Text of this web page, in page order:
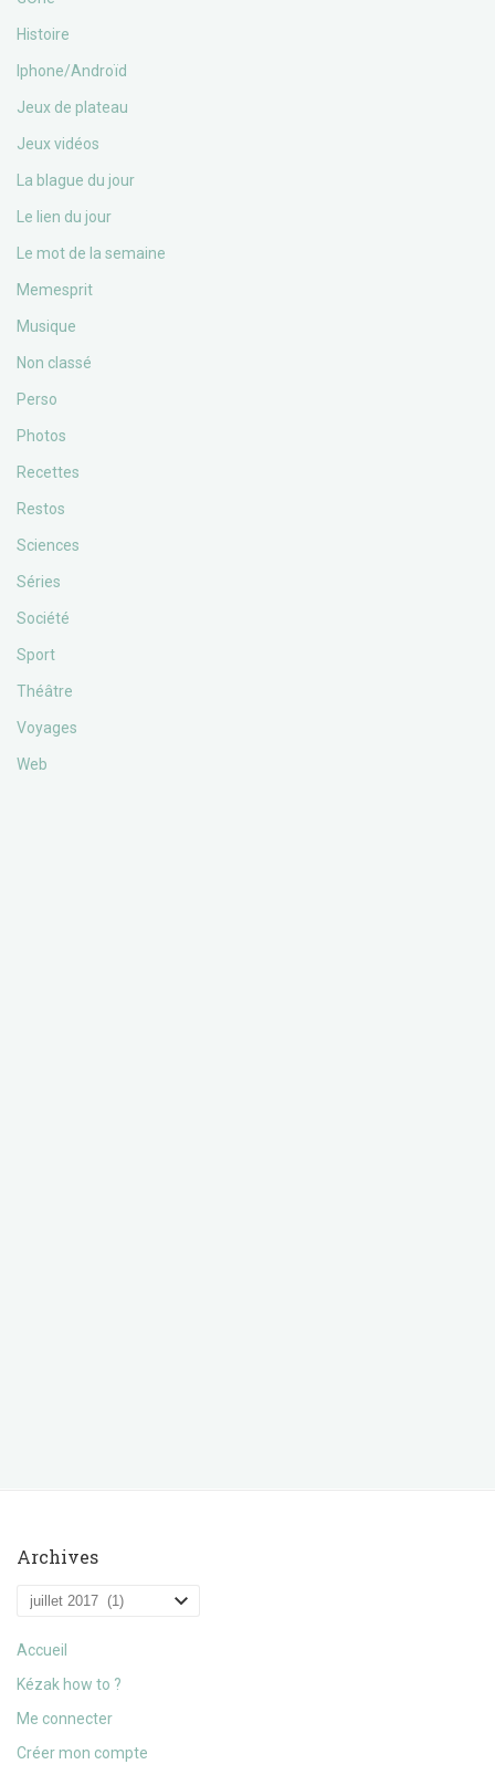
Histoire
Iphone/Androïd
Jeux de plateau
Jeux vidéos
La blague du jour
Le lien du jour
Le mot de la semaine
Memesprit
Musique
Non classé
Perso
Photos
Recettes
Restos
Sciences
Séries
Société
Sport
Théâtre
Voyages
Web
Archives
Archives
Accueil
Kézak how to ?
Me connecter
Créer mon compte